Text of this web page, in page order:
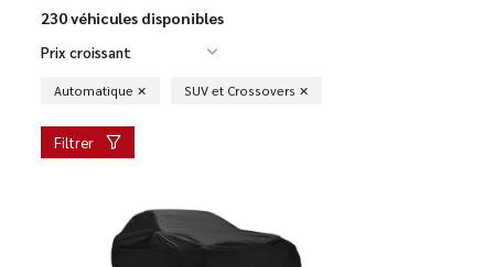
230 véhicules disponibles
Prix croissant
Automatique SUV et Crossovers
Filtrer